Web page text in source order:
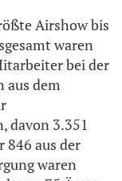
Airshow bis
waren
bei der
aus dem
davon 3.351
846 aus der
waren